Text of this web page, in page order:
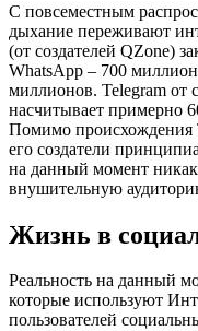
С повсеместным
дыхание переживают
(от создателей QZone)
WhatsApp – 700
миллионов. Telegram от
насчитывает примерно
Помимо происхождения
его создатели
на данный момент
внушительную
Жизнь в
Реальность на данный
которые используют
пользователей